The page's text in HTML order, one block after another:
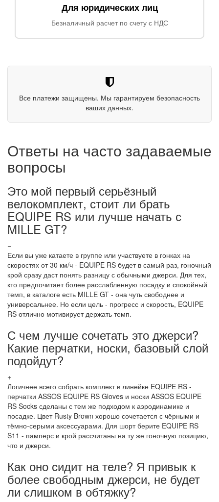
Для юридических лиц
Безналичный расчет по счету с НДС
Все платежи защищены. Мы гарантируем безопасность
ваших данных.
Ответы на часто задаваемые
вопросы
Это мой первый серьёзный
велокомплект, стоит ли брать
EQUIPE RS или лучше начать с
MILLE GT?
−
Если вы уже катаете в группе или участвуете в гонках на
скоростях от 30 км/ч - EQUIPE RS будет в самый раз, гоночный
крой сразу даст понять разницу с обычными джерси. Для тех,
кто предпочитает более расслабленную посадку и спокойный
темп, в каталоге есть MILLE GT - она чуть свободнее и
универсальнее. Но если цель - прогресс и скорость, EQUIPE
RS отлично мотивирует держать темп.
С чем лучше сочетать это джерси?
Какие перчатки, носки, базовый слой
подойдут?
+
Логичнее всего собрать комплект в линейке EQUIPE RS -
перчатки ASSOS EQUIPE RS Gloves и носки ASSOS EQUIPE
RS Socks сделаны с тем же подходом к аэродинамике и
посадке. Цвет Rusty Brown хорошо сочетается с чёрными и
тёмно-серыми аксессуарами. Для шорт берите EQUIPE RS
S11 - памперс и крой рассчитаны на ту же гоночную позицию,
что и джерси.
Как оно сидит на теле? Я привык к
более свободным джерси, не будет
ли слишком в обтяжку?